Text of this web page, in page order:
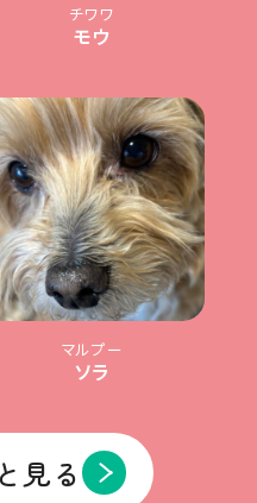
チワワ
モウ
マルプー
ソラ
見る